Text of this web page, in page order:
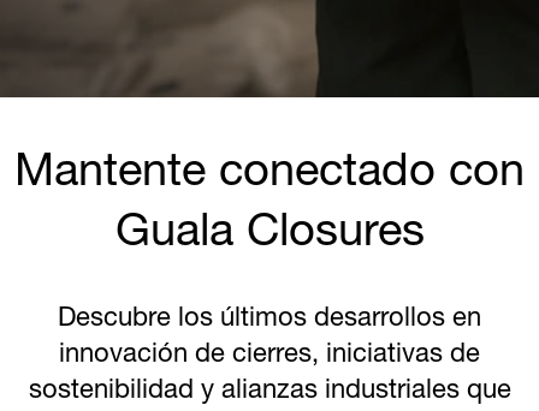
Mantente conectado con
Guala Closures
Descubre los últimos desarrollos en
innovación de cierres, iniciativas de
sostenibilidad y alianzas industriales que